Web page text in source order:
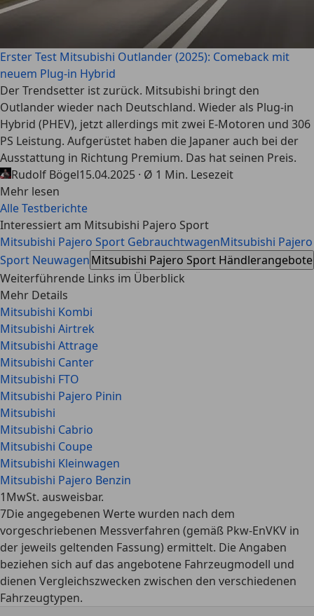
Erster Test Mitsubishi Outlander (2025): Comeback mit
neuem Plug-in Hybrid
Der Trendsetter ist zurück. Mitsubishi bringt den
Outlander wieder nach Deutschland. Wieder als Plug-in
Hybrid (PHEV), jetzt allerdings mit zwei E-Motoren und 306
PS Leistung. Aufgerüstet haben die Japaner auch bei der
Ausstattung in Richtung Premium. Das hat seinen Preis.
Rudolf Bögel15.04.2025 · Ø 1 Min. Lesezeit
Mehr lesen
Alle Testberichte
Interessiert am Mitsubishi Pajero Sport
Mitsubishi Pajero Sport GebrauchtwagenMitsubishi Pajero
Sport NeuwagenMitsubishi Pajero Sport Händlerangebote
Weiterführende Links im Überblick
Mehr Details
Mitsubishi Kombi
Mitsubishi Airtrek
Mitsubishi Attrage
Mitsubishi Canter
Mitsubishi FTO
Mitsubishi Pajero Pinin
Mitsubishi
Mitsubishi Cabrio
Mitsubishi Coupe
Mitsubishi Kleinwagen
Mitsubishi Pajero Benzin
1MwSt. ausweisbar.
7Die angegebenen Werte wurden nach dem
vorgeschriebenen Messverfahren (gemäß Pkw-EnVKV in
der jeweils geltenden Fassung) ermittelt. Die Angaben
beziehen sich auf das angebotene Fahrzeugmodell und
dienen Vergleichszwecken zwischen den verschiedenen
Fahrzeugtypen.